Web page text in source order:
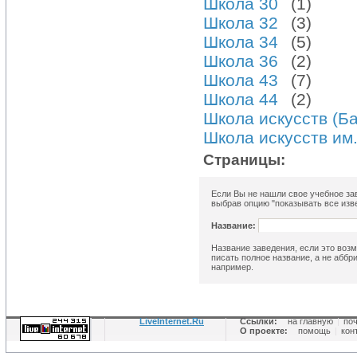
Школа 32
(3)
Школа 34
(5)
Школа 36
(2)
Школа 43
(7)
Школа 44
(2)
Школа искусств
Школа искусств
Страницы:
Если Вы не нашли свое учебное
выбрав опцию "показывать все
Название:
Название заведения, если это
писать полное название, а не
например.
LiveInternet.Ru Ссылки: на главную |
О проекте:
помощь